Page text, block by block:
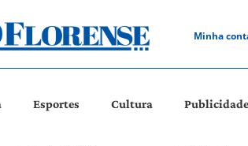
Minha
Esportes Cultura